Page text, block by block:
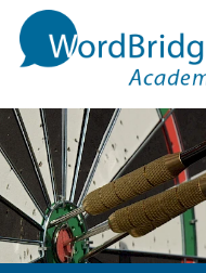
Direkt zum Inhalt springen